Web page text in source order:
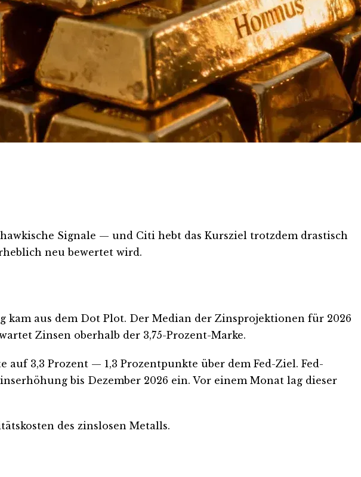
Signale — und Citi hebt das Kursziel trotzdem drastisch
neu bewertet wird.
kam aus dem Dot Plot. Der Median der Zinsprojektionen für 2026
Zinsen oberhalb der 3,75-Prozent-Marke.
3,3 Prozent — 1,3 Prozentpunkte über dem Fed-Ziel. Fed-
bis Dezember 2026 ein. Vor einem Monat lag dieser
des zinslosen Metalls.